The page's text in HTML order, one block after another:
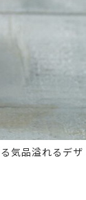
気品溢れるデザ